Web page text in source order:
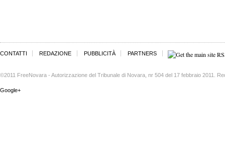
CONTATTI REDAZIONE PUBBLICITÀ PARTNERS
©2011 FreeNovara - Autorizzazione del Tribunale di Novara, nr 504 del 17 febbraio 2011.
Google+